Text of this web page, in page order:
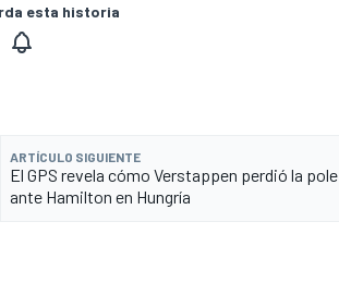
esta historia
ARTÍCULO SIGUIENTE
El GPS revela cómo Verstappen perdió la pole
ante Hamilton en Hungría